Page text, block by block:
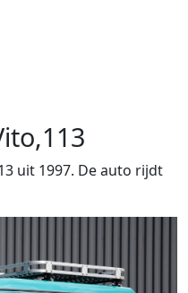
uit 1997. De auto rijdt